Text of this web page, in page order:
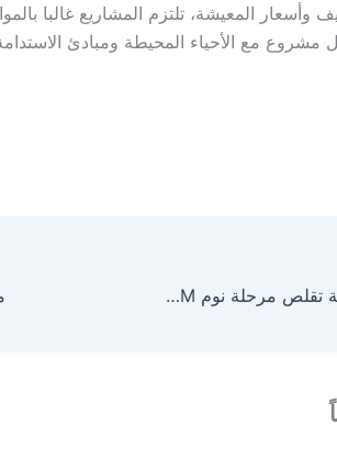
وأسعار المعيشة، تلتزم المشاريع غالبا
مع الأحياء المحيطة ومبادئ
الضوضاء الوردية تقلص مرحلة نوم REM وتؤثر على الذاكرة والمشاعر